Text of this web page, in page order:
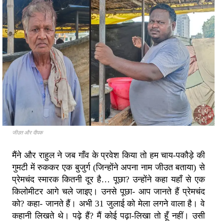
जीउत और दीपक
मैंने और राहुल ने जब गाँव के प्रवेश किया तो हम चाय-पकौड़े की
गुमटी में रुककर एक बुजुर्ग (जिन्होंने अपना नाम जीउत बताया) से
प्रेमचंद स्मारक कितनी दूर है… पूछा? उन्होंने कहा यहाँ से एक
किलोमीटर आगे चले जाइए। उनसे पूछा- आप जानते हैं प्रेमचंद
को? कहा- जानते हैं। अभी 31 जुलाई को मेला लगने वाला है। वे
कहानी लिखते थे। पढ़े हैं? मैं कोई पढ़ा-लिखा तो हूँ नहीं। उसी